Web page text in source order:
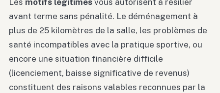
Les motifs légitimes vous autorisent à résilier
avant terme sans pénalité. Le déménagement à
plus de 25 kilomètres de la salle, les problèmes de
santé incompatibles avec la pratique sportive, ou
encore une situation financière difficile
(licenciement, baisse significative de revenus)
constituent des raisons valables reconnues par la